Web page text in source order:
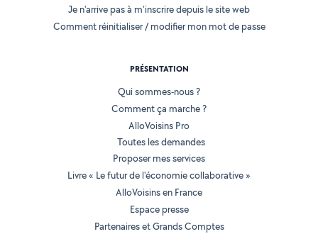
Je n'arrive pas à m'inscrire depuis le site web
Comment réinitialiser / modifier mon mot de passe
PRÉSENTATION
Qui sommes-nous ?
Comment ça marche ?
AlloVoisins Pro
Toutes les demandes
Proposer mes services
Livre « Le futur de l'économie collaborative »
AlloVoisins en France
Espace presse
Partenaires et Grands Comptes